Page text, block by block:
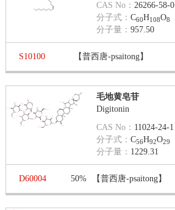
CAS No：26266-58-0
分子式：C60H108O8
分子量：957.50
S10100 【普西唐-psaitong】
毛地黄皂苷
Digitonin
CAS No： 11024-24-1
分子式：C56H92O29
分子量： 1229.31
D60004 50% 【普西唐-psaitong】